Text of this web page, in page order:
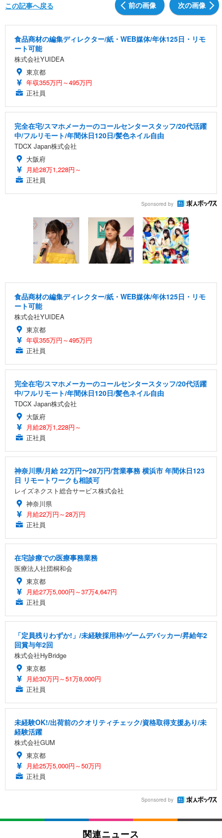
前の画像 次の画像
この記事へ戻る
食品商材の編集ディレクター/紙・WEB媒体/年休125日・リモ
ート可能
株式会社YUIDEA
東京都
年収355万円～495万円
正社員
完全在宅/スマホメーカーのコールセンタースタッフ/20代活躍
中/フルリモート/年間休日120日/髪色ネイル自由
TDCX Japan株式会社
大阪府
月給28万1,228円～
正社員
Sponsored by
食品商材の編集ディレクター/紙・WEB媒体/年休125日・リモ
ート可能
株式会社YUIDEA
東京都
年収355万円～495万円
正社員
完全在宅/スマホメーカーのコールセンタースタッフ/20代活躍
中/フルリモート/年間休日120日/髪色ネイル自由
TDCX Japan株式会社
大阪府
月給28万1,228円～
正社員
神奈川県/月給 22万円〜28万円/営業事務 横浜市 年間休日123
日 リモートワークも相談可
レイズネクスト総合サービス株式会社
神奈川県
月給22万円～28万円
正社員
在宅診療での医療事務業務
医療法人社団桐和会
東京都
月給27万5,000円～37万4,647円
正社員
「定員残りわずか!」/未経験採用枠/ゲームデバッカー/昇給年2
回賞与年2回
株式会社HyBridge
東京都
月給30万円～51万8,000円
正社員
未経験OK!/出荷前のクオリティチェック/資格取得支援あり/未
経験活躍
株式会社GUM
東京都
月給25万5,000円～50万円
正社員
Sponsored by
関連ニュース